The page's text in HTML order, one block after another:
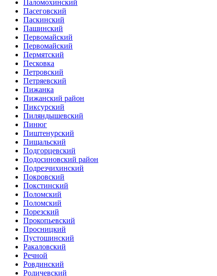
Паломохинский
Пасеговский
Паскинский
Пашинский
Первомайский
Первомайский
Пермятский
Песковка
Петровский
Петряевский
Пижанка
Пижанский район
Пиксурский
Пиляндышевский
Пинюг
Пиштенурский
Пищальский
Подгорцевский
Подосиновский район
Подрезчихинский
Покровский
Покстинский
Поломский
Поломский
Порезский
Прокопьевский
Просницкий
Пустошинский
Ракаловский
Речной
Ровдинский
Родичевский